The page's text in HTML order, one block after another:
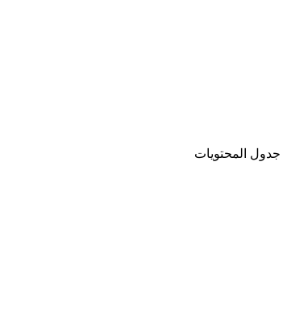
جدول المحتويات